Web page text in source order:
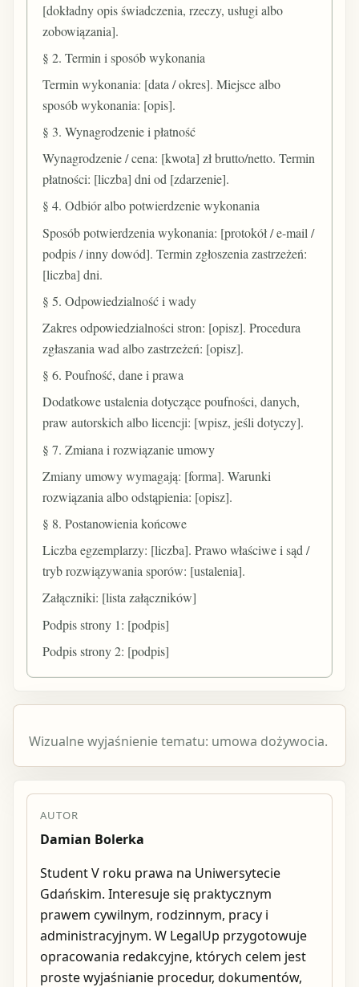
[dokładny opis świadczenia, rzeczy, usługi albo
zobowiązania].
§ 2. Termin i sposób wykonania
Termin wykonania: [data / okres]. Miejsce albo
sposób wykonania: [opis].
§ 3. Wynagrodzenie i płatność
Wynagrodzenie / cena: [kwota] zł brutto/netto. Termin
płatności: [liczba] dni od [zdarzenie].
§ 4. Odbiór albo potwierdzenie wykonania
Sposób potwierdzenia wykonania: [protokół / e-mail /
podpis / inny dowód]. Termin zgłoszenia zastrzeżeń:
[liczba] dni.
§ 5. Odpowiedzialność i wady
Zakres odpowiedzialności stron: [opisz]. Procedura
zgłaszania wad albo zastrzeżeń: [opisz].
§ 6. Poufność, dane i prawa
Dodatkowe ustalenia dotyczące poufności, danych,
praw autorskich albo licencji: [wpisz, jeśli dotyczy].
§ 7. Zmiana i rozwiązanie umowy
Zmiany umowy wymagają: [forma]. Warunki
rozwiązania albo odstąpienia: [opisz].
§ 8. Postanowienia końcowe
Liczba egzemplarzy: [liczba]. Prawo właściwe i sąd /
tryb rozwiązywania sporów: [ustalenia].
Załączniki: [lista załączników]
Podpis strony 1: [podpis]
Podpis strony 2: [podpis]
Wizualne wyjaśnienie tematu: umowa dożywocia.
AUTOR
Damian Bolerka
Student V roku prawa na Uniwersytecie
Gdańskim. Interesuje się praktycznym
prawem cywilnym, rodzinnym, pracy i
administracyjnym. W LegalUp przygotowuje
opracowania redakcyjne, których celem jest
proste wyjaśnianie procedur, dokumentów,